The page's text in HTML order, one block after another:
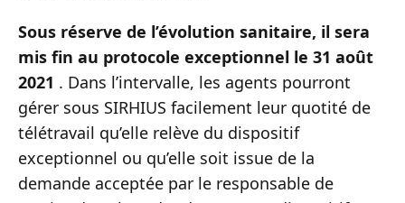
Sous réserve de l’évolution sanitaire, il sera
mis fin au protocole exceptionnel le 31 août
2021 . Dans l’intervalle, les agents pourront
gérer sous SIRHIUS facilement leur quotité de
télétravail qu’elle relève du dispositif
exceptionnel ou qu’elle soit issue de la
demande acceptée par le responsable de